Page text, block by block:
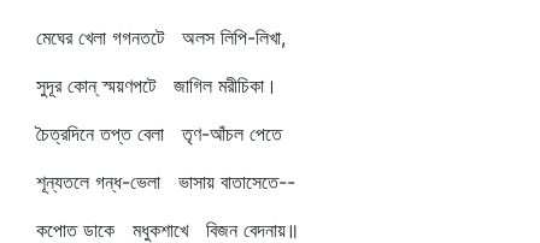
মেঘের খেলা গগনতটে অলস লিপি-লিখা,
সুদূর কোন্‌ স্ময়ণপটে জাগিল মরীচিকা।
চৈত্রদিনে তপ্ত বেলা তৃণ-আঁচল পেতে
শূন্যতলে গন্ধ-ভেলা ভাসায় বাতাসেতে--
কপোত ডাকে মধুকশাখে বিজন বেদনায়॥